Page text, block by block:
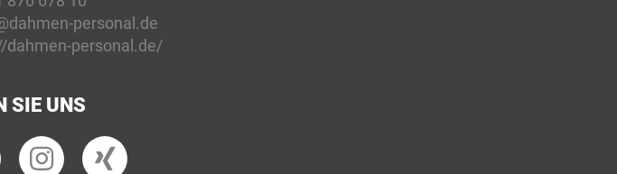
personal.de
dahmen-personal.de/
SIE UNS